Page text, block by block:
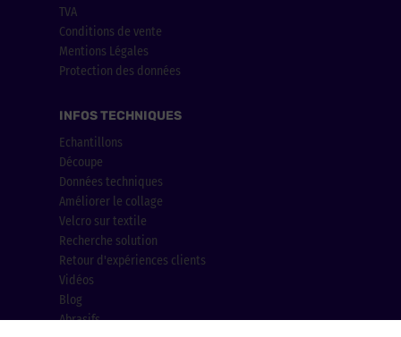
TVA
Conditions de vente
Mentions Légales
Protection des données
INFOS TECHNIQUES
Echantillons
Découpe
Données techniques
Améliorer le collage
Velcro sur textile
Recherche solution
Retour d'expériences clients
Vidéos
Blog
Abrasifs